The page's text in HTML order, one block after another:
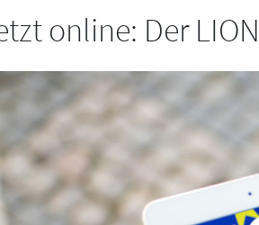
online: Der